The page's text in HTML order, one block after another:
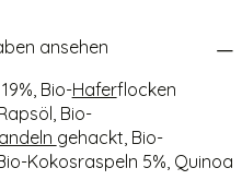
ansehen
Bio-Haferflocken
Bio-
gehackt, Bio-
Kokosraspeln 5%, Quinoa